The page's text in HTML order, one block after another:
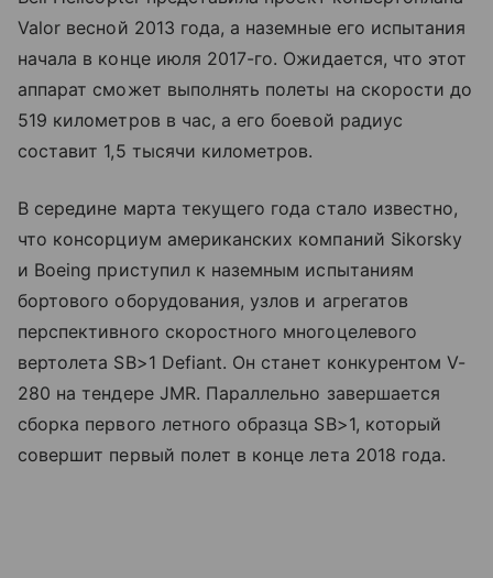
Valor весной 2013 года, а наземные его испытания
начала в конце июля 2017-го. Ожидается, что этот
аппарат сможет выполнять полеты на скорости до
519 километров в час, а его боевой радиус
составит 1,5 тысячи километров.
В середине марта текущего года стало известно,
что консорциум американских компаний Sikorsky
и Boeing приступил к наземным испытаниям
бортового оборудования, узлов и агрегатов
перспективного скоростного многоцелевого
вертолета SB>1 Defiant. Он станет конкурентом V-
280 на тендере JMR. Параллельно завершается
сборка первого летного образца SB>1, который
совершит первый полет в конце лета 2018 года.